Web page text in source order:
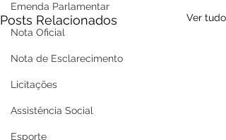
Emenda Parlamentar
Nota Oficial
Nota de Esclarecimento
Licitações
Assistência Social
Esporte
Posts Relacionados Ver tudo